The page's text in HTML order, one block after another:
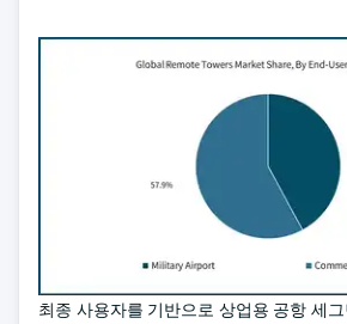
최종 사용자를 기반으로 상업용 공항 세